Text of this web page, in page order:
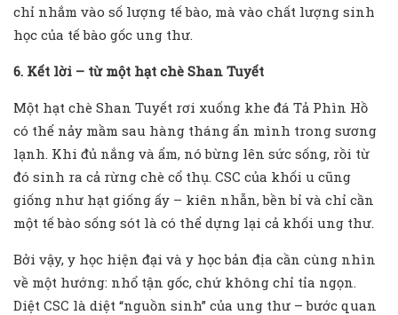
chỉ nhắm vào số lượng tế bào, mà vào chất lượng sinh
học của tế bào gốc ung thư.
6. Kết lời – từ một hạt chè Shan Tuyết
Một hạt chè Shan Tuyết rơi xuống khe đá Tả Phìn Hồ
có thể nảy mầm sau hàng tháng ẩn mình trong sương
lạnh. Khi đủ nắng và ẩm, nó bừng lên sức sống, rồi từ
đó sinh ra cả rừng chè cổ thụ. CSC của khối u cũng
giống như hạt giống ấy – kiên nhẫn, bền bỉ và chỉ cần
một tế bào sống sót là có thể dựng lại cả khối ung thư.
Bởi vậy, y học hiện đại và y học bản địa cần cùng nhìn
về một hướng: nhổ tận gốc, chứ không chỉ tỉa ngọn.
Diệt CSC là diệt “nguồn sinh” của ung thư – bước quan